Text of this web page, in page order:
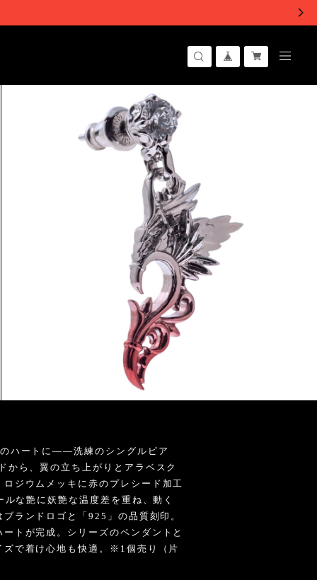
ハートに——洗練のシングルピア
から、翼の立ち上がりとアラベスク
ジウムメッキに赤のプレシード加工
な艶に妖艶な温度差を重ね、動く
ランドロゴと「925」の品質刻印。
トが完成。シリーズのペンダントと
ズで着け心地も快適。※1個売り（片